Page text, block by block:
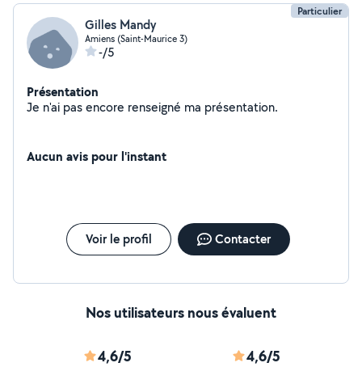
Particulier
Gilles Mandy
Amiens (Saint-Maurice 3)
-/5
Présentation
Je n'ai pas encore renseigné ma présentation.
Aucun avis pour l'instant
Voir le profil Contacter
Nos utilisateurs nous évaluent
4,6/5 4,6/5